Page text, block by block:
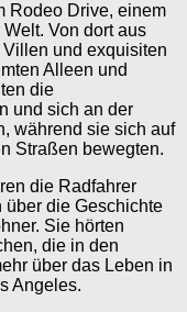
Rodeo Drive, einem
Von dort aus
und exquisiten
Alleen und
die
und sich an der
während sie sich auf
Straßen bewegten.
die Radfahrer
über die Geschichte
Sie hörten
die in den
über das Leben in
Angeles.